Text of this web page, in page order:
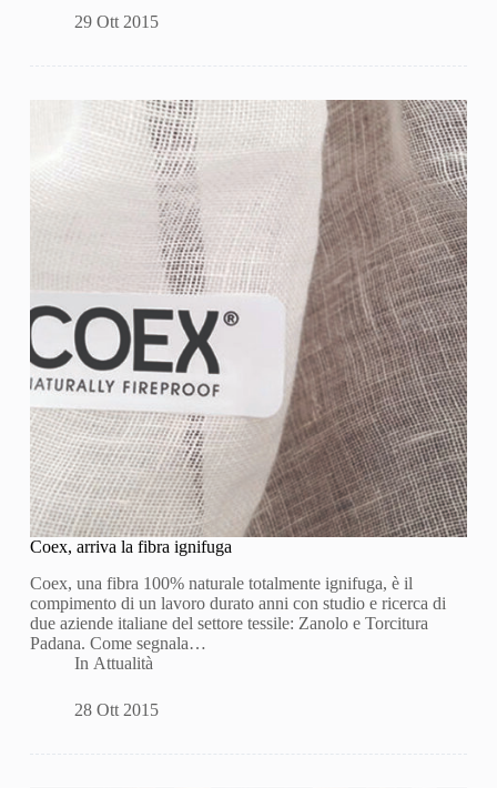
29 Ott 2015
Coex, arriva la fibra ignifuga
Coex, una fibra 100% naturale totalmente ignifuga, è il
compimento di un lavoro durato anni con studio e ricerca di
due aziende italiane del settore tessile: Zanolo e Torcitura
Padana. Come segnala…
In Attualità
28 Ott 2015